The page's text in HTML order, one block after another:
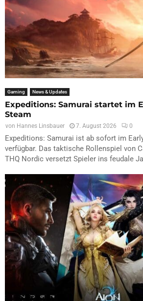
Gaming News & Updates
Expeditions: Samurai startet im
Steam
von Hannes Linsbauer 7. August 2026 0
Expeditions: Samurai ist ab sofort im
verfügbar. Das taktische Rollenspiel von
THQ Nordic versetzt Spieler ins feudale